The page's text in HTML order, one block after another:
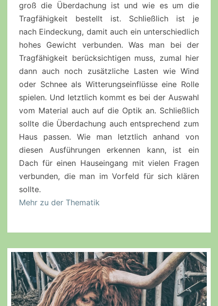
groß die Überdachung ist und wie es um die
Tragfähigkeit bestellt ist. Schließlich ist je
nach Eindeckung, damit auch ein unterschiedlich
hohes Gewicht verbunden. Was man bei der
Tragfähigkeit berücksichtigen muss, zumal hier
dann auch noch zusätzliche Lasten wie Wind
oder Schnee als Witterungseinflüsse eine Rolle
spielen. Und letztlich kommt es bei der Auswahl
vom Material auch auf die Optik an. Schließlich
sollte die Überdachung auch entsprechend zum
Haus passen. Wie man letztlich anhand von
diesen Ausführungen erkennen kann, ist ein
Dach für einen Hauseingang mit vielen Fragen
verbunden, die man im Vorfeld für sich klären
sollte.
Mehr zu der Thematik